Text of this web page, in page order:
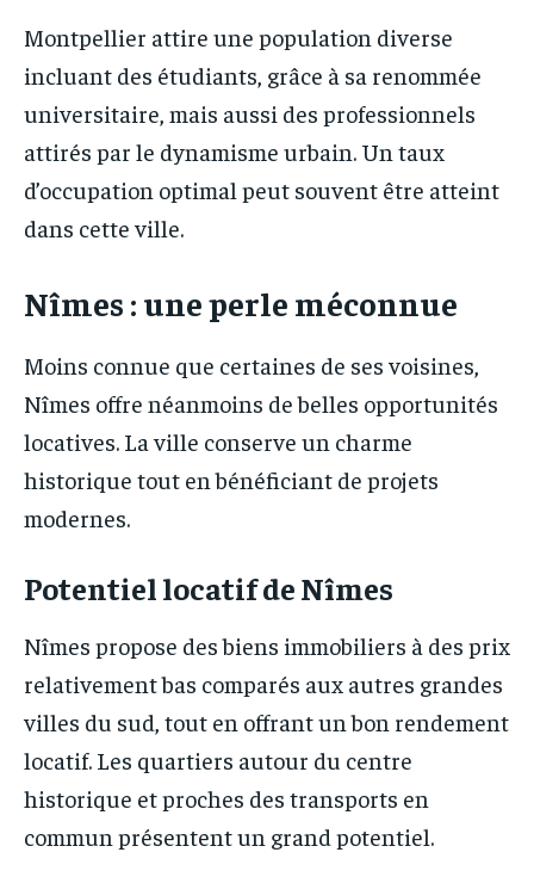
Montpellier attire une population diverse
incluant des étudiants, grâce à sa renommée
universitaire, mais aussi des professionnels
attirés par le dynamisme urbain. Un taux
d’occupation optimal peut souvent être atteint
dans cette ville.
Nîmes : une perle méconnue
Moins connue que certaines de ses voisines,
Nîmes offre néanmoins de belles opportunités
locatives. La ville conserve un charme
historique tout en bénéficiant de projets
modernes.
Potentiel locatif de Nîmes
Nîmes propose des biens immobiliers à des prix
relativement bas comparés aux autres grandes
villes du sud, tout en offrant un bon rendement
locatif. Les quartiers autour du centre
historique et proches des transports en
commun présentent un grand potentiel.